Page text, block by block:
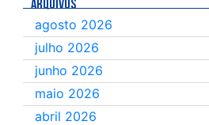
ARQUIVOS
agosto 2026
julho 2026
junho 2026
maio 2026
abril 2026